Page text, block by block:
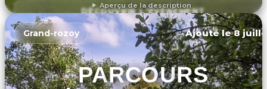
Aperçu de la description
DÉCOUVRIR L'ÉVÉNEMENT
Grand-rozoy Ajouté le 8
PARCOURS